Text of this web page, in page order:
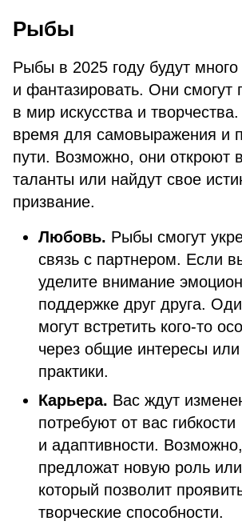
Рыбы
Рыбы в 2025 году будут много
и фантазировать. Они смогут
в мир искусства и
время для самовыражения и
пути. Возможно, они откроют
таланты или найдут свое
призвание.
Любовь. Рыбы смогут
связь с партнером. Если
уделите внимание
поддержке друг друга.
могут встретить кого-то
через общие интересы
практики.
Карьера. Вас ждут
потребуют от вас гибкости
и адаптивности.
предложат новую роль или
который позволит
творческие способности.